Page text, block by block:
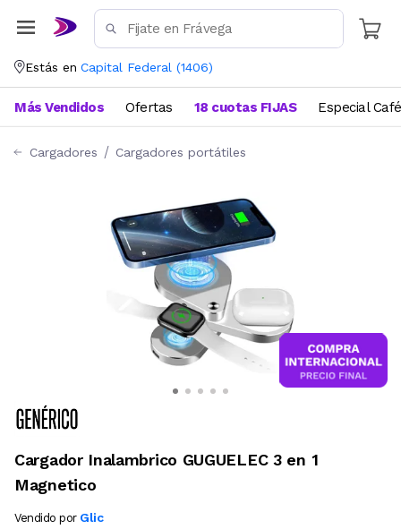
Estás en Capital Federal (1406)
Más Vendidos Ofertas 18 cuotas FIJAS Especial Café
Cargadores Cargadores portátiles
Cargador Inalambrico GUGUELEC 3 en 1
Magnetico
Vendido por Glic